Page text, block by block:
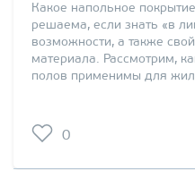
Какое напольное
решаема, если знать «в
возможности, а также
материала. Рассмотрим,
полов применимы для
0